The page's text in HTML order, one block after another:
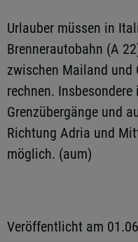
Urlauber müssen in
Brennerautobahn (A
zwischen Mailand und
rechnen. Insbesondere
Grenzübergänge und
Richtung Adria und
möglich. (aum)
Veröffentlicht am